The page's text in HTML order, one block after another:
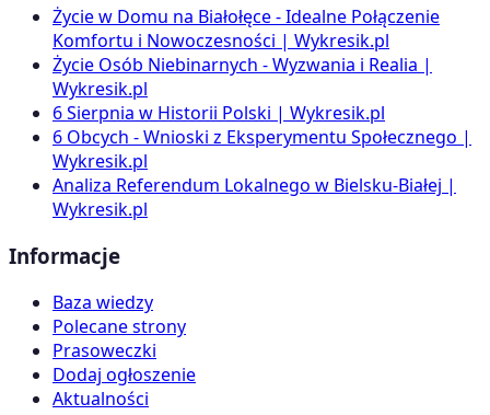
Życie w Domu na Białołęce - Idealne Połączenie
Komfortu i Nowoczesności | Wykresik.pl
Życie Osób Niebinarnych - Wyzwania i Realia |
Wykresik.pl
6 Sierpnia w Historii Polski | Wykresik.pl
6 Obcych - Wnioski z Eksperymentu Społecznego |
Wykresik.pl
Analiza Referendum Lokalnego w Bielsku-Białej |
Wykresik.pl
Informacje
Baza wiedzy
Polecane strony
Prasoweczki
Dodaj ogłoszenie
Aktualności